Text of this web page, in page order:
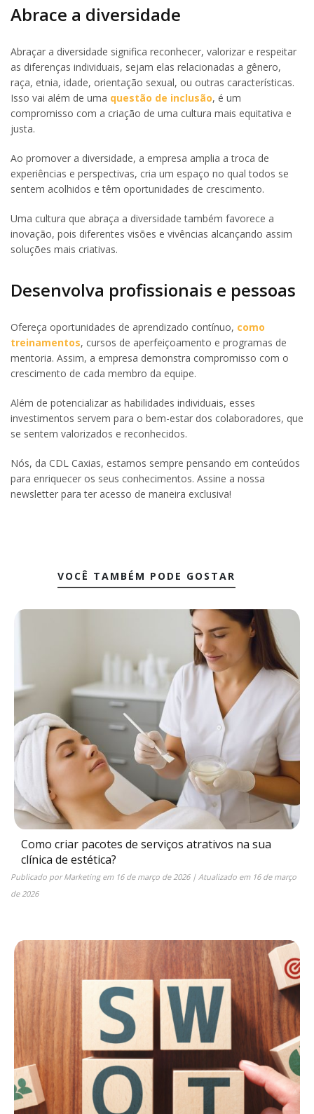
Abrace a diversidade
Abraçar a diversidade significa reconhecer, valorizar e respeitar
as diferenças individuais, sejam elas relacionadas a gênero,
raça, etnia, idade, orientação sexual, ou outras características.
Isso vai além de uma questão de inclusão, é um
compromisso com a criação de uma cultura mais equitativa e
justa.
Ao promover a diversidade, a empresa amplia a troca de
experiências e perspectivas, cria um espaço no qual todos se
sentem acolhidos e têm oportunidades de crescimento.
Uma cultura que abraça a diversidade também favorece a
inovação, pois diferentes visões e vivências alcançando assim
soluções mais criativas.
Desenvolva profissionais e pessoas
Ofereça oportunidades de aprendizado contínuo, como
treinamentos, cursos de aperfeiçoamento e programas de
mentoria. Assim, a empresa demonstra compromisso com o
crescimento de cada membro da equipe.
Além de potencializar as habilidades individuais, esses
investimentos servem para o bem-estar dos colaboradores, que
se sentem valorizados e reconhecidos.
Nós, da CDL Caxias, estamos sempre pensando em conteúdos
para enriquecer os seus conhecimentos. Assine a nossa
newsletter para ter acesso de maneira exclusiva!
VOCÊ TAMBÉM PODE GOSTAR
Como criar pacotes de serviços atrativos na sua
clínica de estética?
Publicado porMarketingem 16 de março de 2026| Atualizado em 16 de março
de 2026